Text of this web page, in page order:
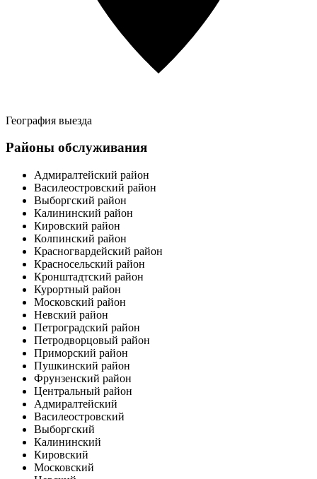
География выезда
Районы обслуживания
Адмиралтейский район
Василеостровский район
Выборгский район
Калининский район
Кировский район
Колпинский район
Красногвардейский район
Красносельский район
Кронштадтский район
Курортный район
Московский район
Невский район
Петроградский район
Петродворцовый район
Приморский район
Пушкинский район
Фрунзенский район
Центральный район
Адмиралтейский
Василеостровский
Выборгский
Калининский
Кировский
Московский